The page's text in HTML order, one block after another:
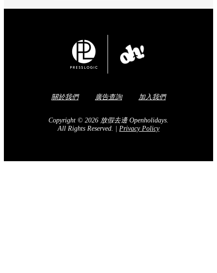
關於我們 廣告查詢 加入我們
Copyright © 2026 放假去邊 Openholidays.
All Rights Reserved. | Privacy Policy